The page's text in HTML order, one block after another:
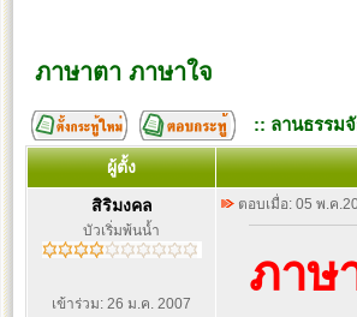
ภาษาตา ภาษาใจ
:: ลานธรรม
ผู้ตั้ง
สิริมงคล
บัวเริ่มพ้นน้ำ
เข้าร่วม: 26 ม.ค. 2007
ตอบเมื่อ: 05 พ.ค
ภาษ